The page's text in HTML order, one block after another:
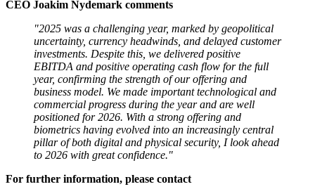
CEO Joakim Nydemark comments
"2025 was a challenging year, marked by geopolitical
uncertainty, currency headwinds, and delayed customer
investments. Despite this, we delivered positive
EBITDA and positive operating cash flow for the full
year, confirming the strength of our offering and
business model. We made important technological and
commercial progress during the year and are well
positioned for 2026. With a strong offering and
biometrics having evolved into an increasingly central
pillar of both digital and physical security, I look ahead
to 2026 with great confidence."
For further information, please contact